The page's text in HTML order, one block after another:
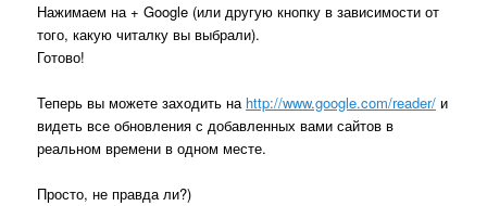
Нажимаем на + Google (или другую кнопку в зависимости от
того, какую читалку вы выбрали).
Готово!
Теперь вы можете заходить на http://www.google.com/reader/ и
видеть все обновления с добавленных вами сайтов в
реальном времени в одном месте.
Просто, не правда ли?)